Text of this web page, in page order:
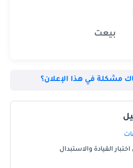
بيعت
مشكلة في هذا الإعلان؟
القيادة والاستبدال